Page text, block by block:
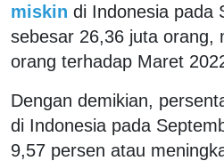
miskin di Indonesia pada
sebesar 26,36 juta orang,
orang terhadap Maret
Dengan demikian,
di Indonesia pada
9,57 persen atau